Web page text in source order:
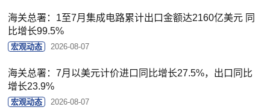
海关总署：1至7月集成电路累计出口金额达2160亿美元 同
比增长99.5%
宏观动态 2026-08-07
海关总署：7月以美元计价进口同比增长27.5%，出口同比
增长23.9%
宏观动态 2026-08-07